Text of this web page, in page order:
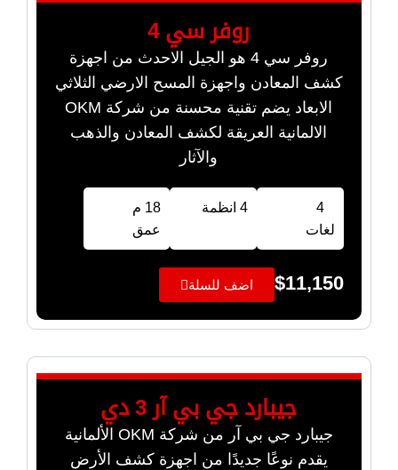
روفر سي 4
روفر سي 4 هو الجيل الاحدث من اجهزة
كشف المعادن واجهزة المسح الارضي الثلاثي
الابعاد يضم تقنية محسنة من شركة OKM
الالمانية العريقة لكشف المعادن والذهب
والآثار
4
لغات
4 انظمة
18 م
عمق
$11,150 اضف للسلة
جيبارد جي بي آر 3 دي
جيبارد جي بي آر من شركة OKM الألمانية
يقدم نوعًا جديدًا من اجهزة كشف الأرض